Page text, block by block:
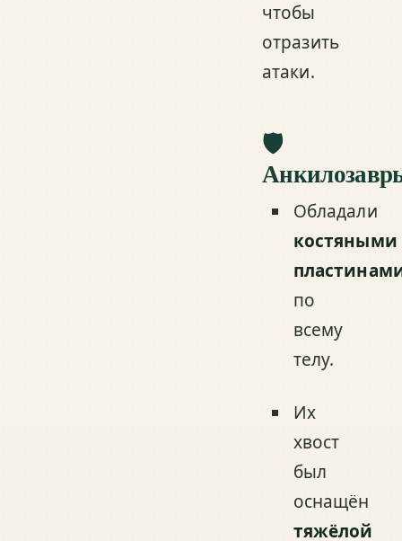
чтобы
отразить
атаки.
🛡️
Обладали
костяными
по
всему
телу.
Их
хвост
был
оснащён
тяжёлой